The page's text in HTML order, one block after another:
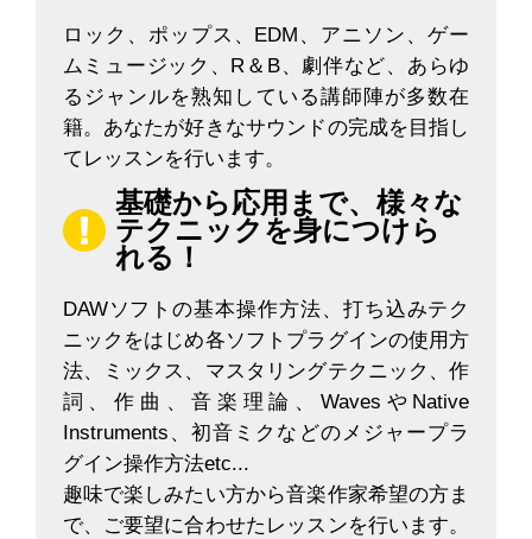
ロック、ポップス、EDM、アニソン、ゲー
ムミュージック、R＆B、劇伴など、あらゆ
るジャンルを熟知している講師陣が多数在
籍。あなたが好きなサウンドの完成を目指し
てレッスンを行います。
基礎から応用まで、様々な
テクニックを身につけら
れる！
DAWソフトの基本操作方法、打ち込みテク
ニックをはじめ各ソフトプラグインの使用方
法、ミックス、マスタリングテクニック、作
詞、作曲、音楽理論、WavesやNative
Instruments、初音ミクなどのメジャープラ
グイン操作方法etc...
趣味で楽しみたい方から音楽作家希望の方ま
で、ご要望に合わせたレッスンを行います。